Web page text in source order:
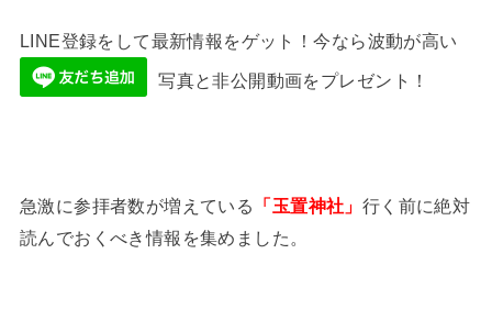
LINE登録をして最新情報をゲット！今なら波動が高い
写真と非公開動画をプレゼント！
急激に参拝者数が増えている 「玉置神社」 行く前に絶対
読んでおくべき情報を集めました。